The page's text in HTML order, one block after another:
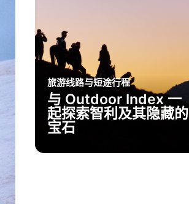
旅游线路与短途行程
与 Outdoor Index 一
起探索智利及其隐藏的
宝石